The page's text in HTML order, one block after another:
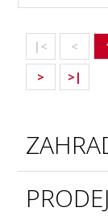
|< <
>
>|